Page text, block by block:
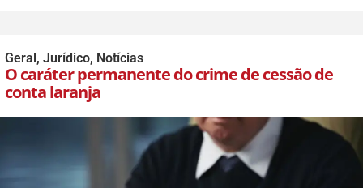
Geral, Jurídico, Notícias
O caráter permanente do crime de cessão de
conta laranja